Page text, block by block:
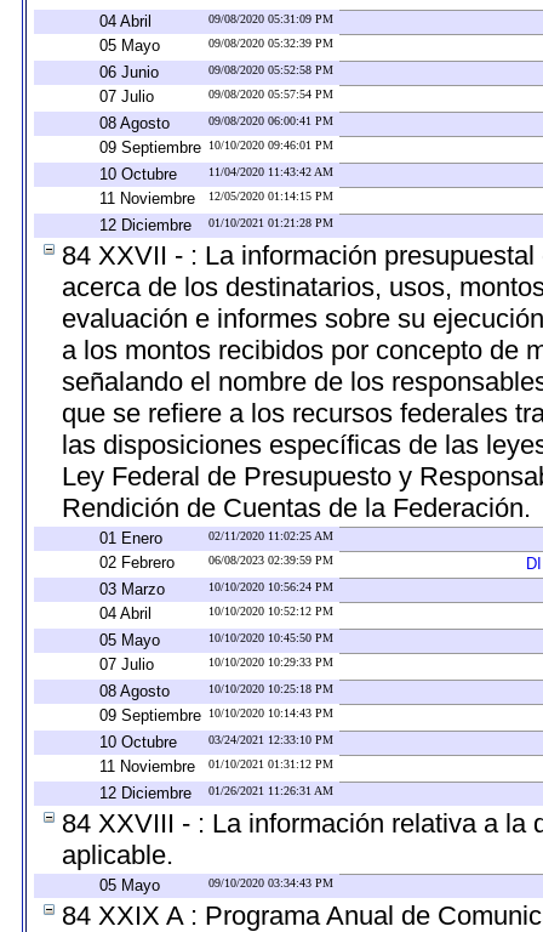
04 Abril
09/08/2020 05:31:09 PM
05 Mayo 09/08/2020 05:32:39 PM
06 Junio 09/08/2020 05:52:58 PM
07 Julio 09/08/2020 05:57:54 PM
08 Agosto 09/08/2020 06:00:41 PM
09 Septiembre 10/10/2020 09:46:01 PM
10 Octubre 11/04/2020 11:43:42 AM
11 Noviembre 12/05/2020 01:14:15 PM
12 Diciembre 01/10/2021 01:21:28 PM
84 XXVII - : La información
acerca de los destinatarios, usos,
evaluación e informes sobre su
a los montos recibidos por concepto de
señalando el nombre de los
que se refiere a los recursos federales
las disposiciones específicas de las
Ley Federal de Presupuesto y
Rendición de Cuentas de la Federación.
01 Enero 02/11/2020 11:02:25 AM
02 Febrero 06/08/2023 02:39:59 PM
03 Marzo
10/10/2020 10:56:24 PM
04 Abril 10/10/2020 10:52:12 PM
05 Mayo 10/10/2020 10:45:50 PM
07 Julio 10/10/2020 10:29:33 PM
08 Agosto 10/10/2020 10:25:18 PM
09 Septiembre 10/10/2020 10:14:43 PM
10 Octubre 03/24/2021 12:33:10 PM
11 Noviembre 01/10/2021 01:31:12 PM
12 Diciembre 01/26/2021 11:26:31 AM
84 XXVIII - : La información relativa a la
aplicable.
05 Mayo 09/10/2020 03:34:43 PM
84 XXIX A : Programa Anual de